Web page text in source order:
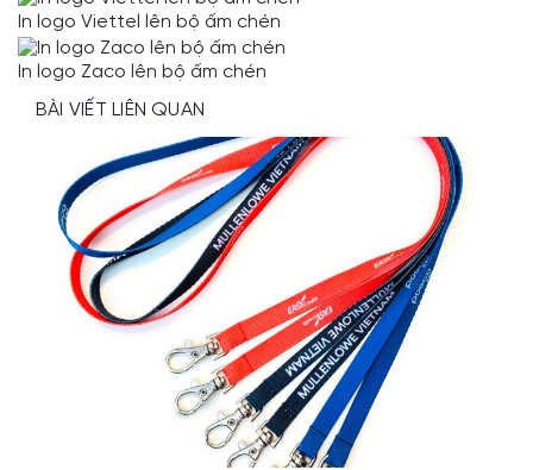
In logo Viettel lên bộ ấm chén
In logo Zaco lên bộ ấm chén
BÀI VIẾT LIÊN QUAN